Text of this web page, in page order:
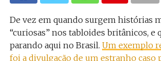
De vez em quando surgem histórias
“curiosas” nos tabloides britânicos, e
parando aqui no Brasil. Um exemplo
foi a divulgação de um estranho caso